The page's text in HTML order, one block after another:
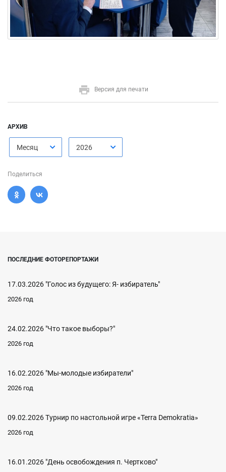
Версия для печати
АРХИВ
Месяц 2026
Поделиться
ПОСЛЕДНИЕ ФОТОРЕПОРТАЖИ
17.03.2026 "Голос из будущего: Я- избиратель"
2026 год
24.02.2026 "Что такое выборы?"
2026 год
16.02.2026 "Мы-молодые избиратели"
2026 год
09.02.2026 Турнир по настольной игре «Terra Demokratia»
2026 год
16.01.2026 "День освобождения п. Чертково"